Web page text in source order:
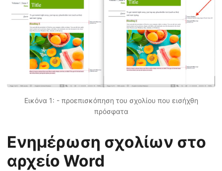
Εικόνα 1: - προεπισκόπηση του σχολίου που εισήχθη
πρόσφατα
Ενημέρωση σχολίων στο
αρχείο Word